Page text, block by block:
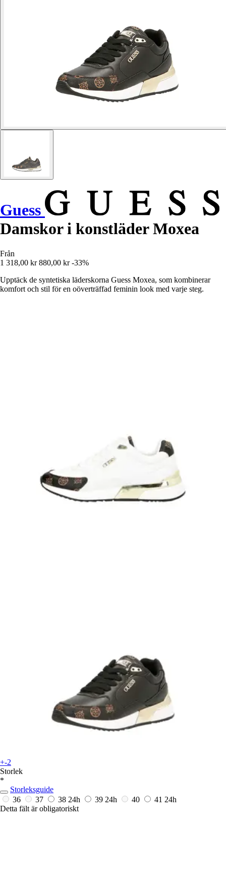
Guess
Damskor i konstläder Moxea
Från
1 318,00 kr 880,00 kr -33%
Upptäck de syntetiska läderskorna Guess Moxea, som kombinerar
komfort och stil för en oöverträffad feminin look med varje steg.
+-2
Storlek
*
Storleksguide
36
37 38 24h 39 24h 40 41 24h
Detta fält är obligatoriskt